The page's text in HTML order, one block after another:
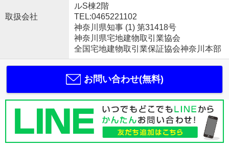
取扱会社
ルS棟2階
TEL:0465221102
神奈川県知事 (1) 第31418号
神奈川県宅地建物取引業協会
全国宅地建物取引業保証協会神奈川本部
お問い合わせ(無料)